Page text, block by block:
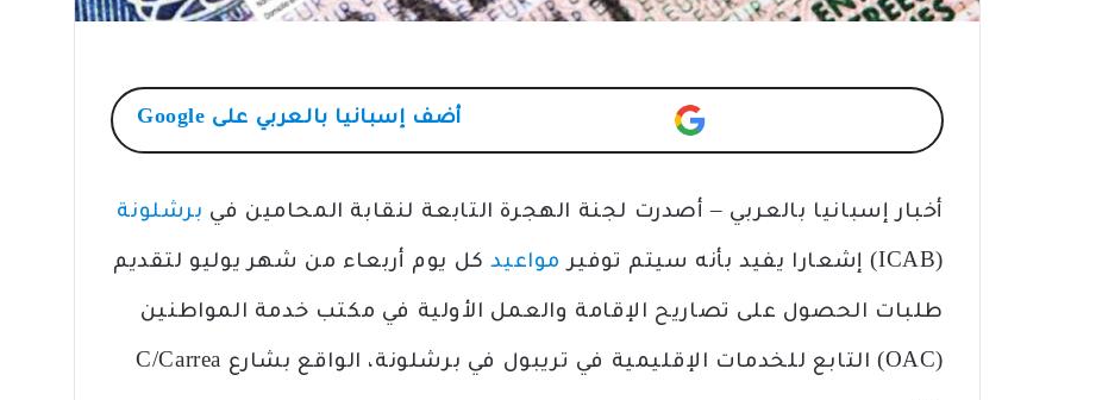
أضف إسبانيا بالعربي على Google
أخبار إسبانيا بالعربي – أصدرت لجنة الهجرة التابعة لنقابة المحامين في برشلونة
(ICAB) إشعارا يفيد بأنه سيتم توفير مواعيدكل يوم أربعاء من شهر يوليو لتقديم
طلبات الحصول على تصاريح الإقامة والعمل الأولية في مكتب خدمة المواطنين
(OAC) التابع للخدمات الإقليمية في تريبول في برشلونة، الواقع بشارع C/Carrea